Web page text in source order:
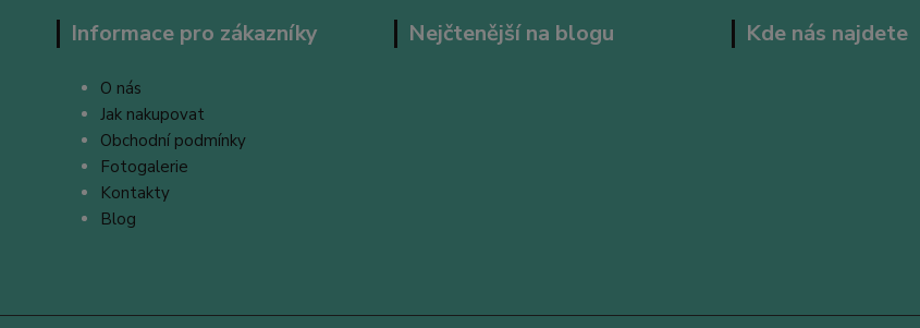
Informace pro zákazníky
O nás
Jak nakupovat
Obchodní podmínky
Fotogalerie
Kontakty
Blog
Nejčtenější na blogu Kde nás najdete